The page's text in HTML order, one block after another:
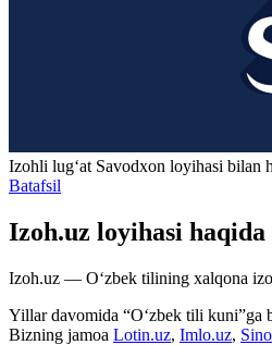
Izohli lugʻat Savodxon loyihasi bilan
Batafsil
Izoh.uz loyihasi haqida
Izoh.uz — O‘zbek tilining xalqona
Yillar davomida “O‘zbek tili kuni”ga
Bizning jamoa Lotin.uz, Imlo.uz,